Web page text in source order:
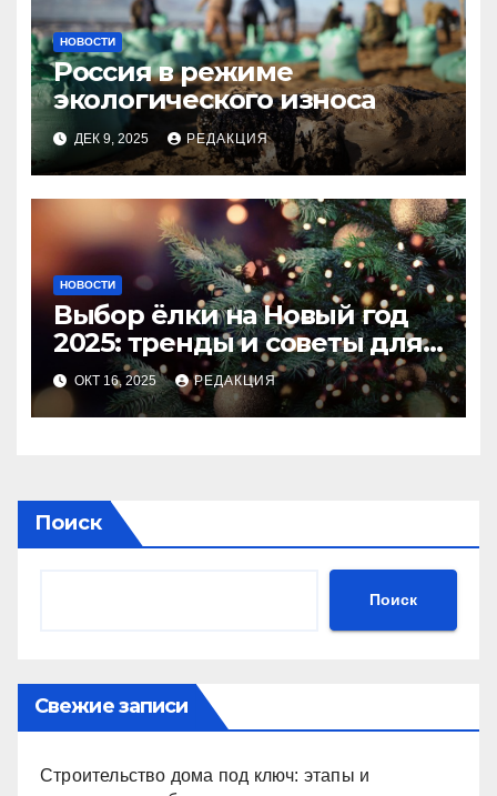
НОВОСТИ
Россия в режиме
экологического износа
ДЕК 9, 2025 РЕДАКЦИЯ
НОВОСТИ
Выбор ёлки на Новый год
2025: тренды и советы для
идеального праздника
ОКТ 16, 2025 РЕДАКЦИЯ
Поиск
Поиск
Свежие записи
Строительство дома под ключ: этапы и